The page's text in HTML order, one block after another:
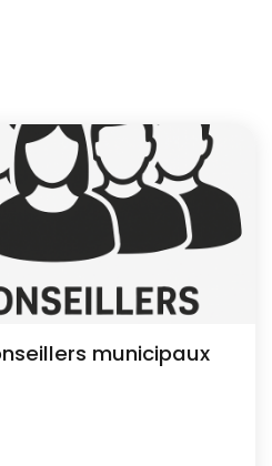
municipaux